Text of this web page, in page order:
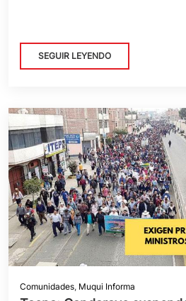
SEGUIR LEYENDO
Comunidades, Muqui Informa